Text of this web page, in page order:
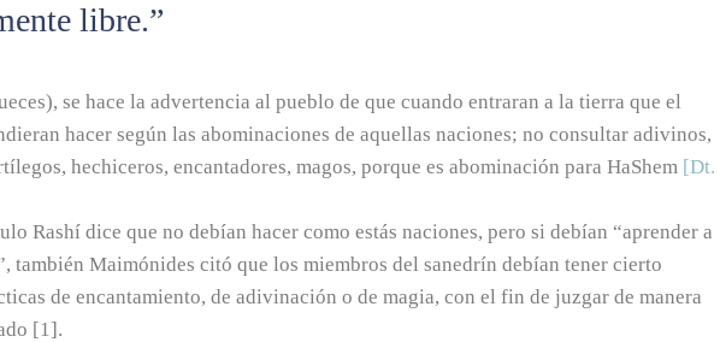
libre.”
se hace la advertencia al pueblo de que cuando entraran a la tierra que el
hacer según las abominaciones de aquellas naciones; no consultar adivinos,
hechiceros, encantadores, magos, porque es abominación para HaShem [Dt.
Rashí dice que no debían hacer como estás naciones, pero si debían “aprender a
también Maimónides citó que los miembros del sanedrín debían tener cierto
de encantamiento, de adivinación o de magia, con el fin de juzgar de manera
[1].